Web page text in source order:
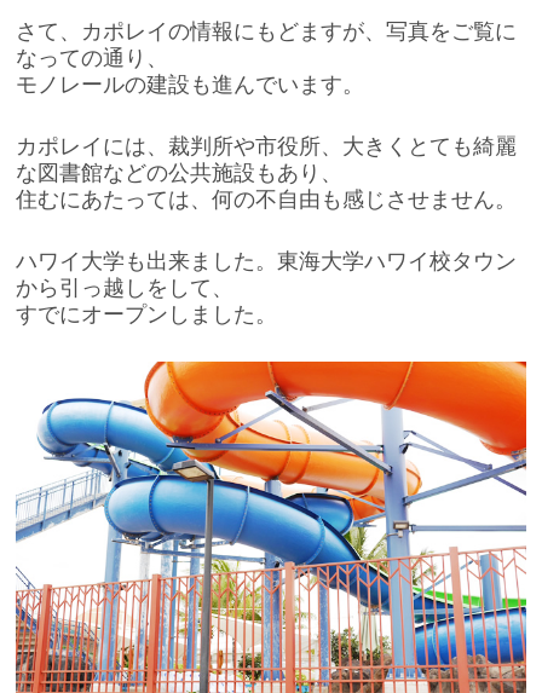
さて、カポレイの情報にもどますが、写真をご覧に
なっての通り、
モノレールの建設も進んでいます。
カポレイには、裁判所や市役所、大きくとても綺麗
な図書館などの公共施設もあり、
住むにあたっては、何の不自由も感じさせません。
ハワイ大学も出来ました。東海大学ハワイ校タウン
から引っ越しをして、
すでにオープンしました。